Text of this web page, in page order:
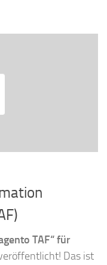
TAF“ für
Das ist